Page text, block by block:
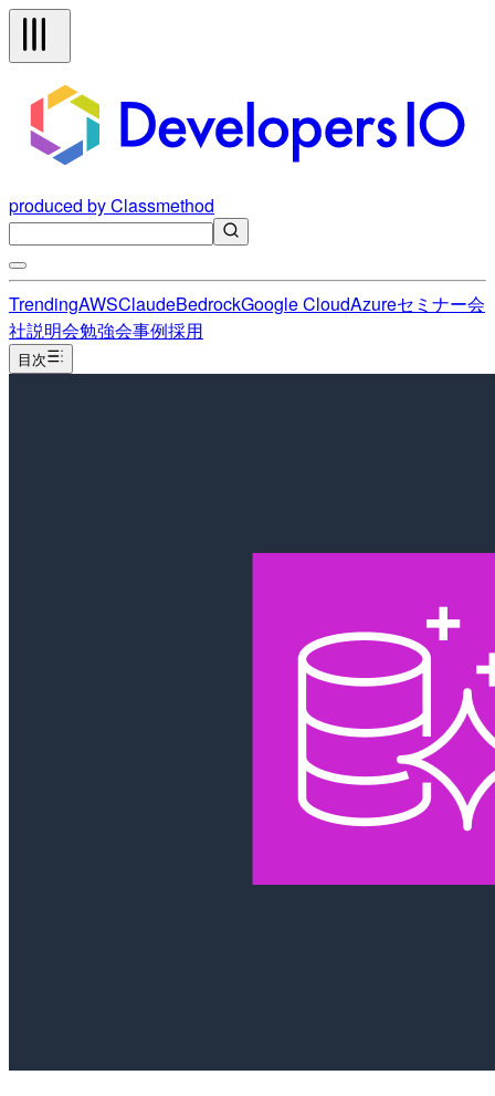
produced by Classmethod
TrendingAWSClaudeBedrockGoogle CloudAzureセミナー会
社説明会勉強会事例採用
目次